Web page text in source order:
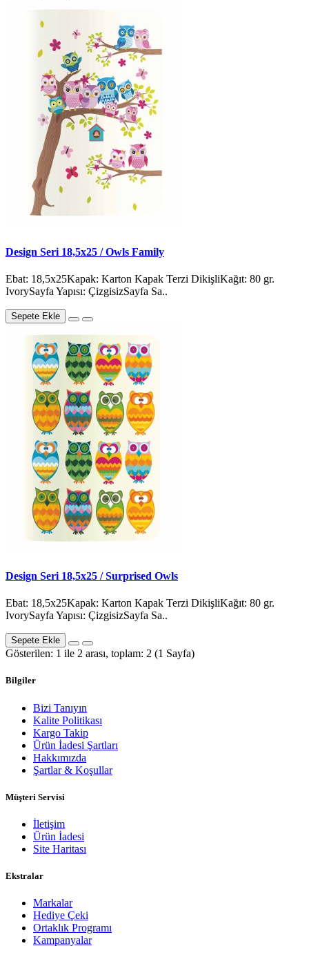
Design Seri 18,5x25 / Owls Family
Ebat: 18,5x25Kapak: Karton Kapak Terzi DikişliKağıt: 80 gr.
IvorySayfa Yapısı: ÇizgisizSayfa Sa..
Sepete Ekle
Design Seri 18,5x25 / Surprised Owls
Ebat: 18,5x25Kapak: Karton Kapak Terzi DikişliKağıt: 80 gr.
IvorySayfa Yapısı: ÇizgisizSayfa Sa..
Sepete Ekle
Gösterilen: 1 ile 2 arası, toplam: 2 (1 Sayfa)
Bilgiler
Bizi Tanıyın
Kalite Politikası
Kargo Takip
Ürün İadesi Şartları
Hakkımızda
Şartlar & Koşullar
Müşteri Servisi
İletişim
Ürün İadesi
Site Haritası
Ekstralar
Markalar
Hediye Çeki
Ortaklık Programı
Kampanyalar